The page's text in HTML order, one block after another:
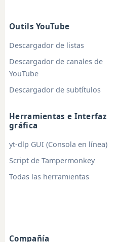
Outils YouTube
Descargador de listas
Descargador de canales de
YouTube
Descargador de subtítulos
Herramientas e Interfaz
gráfica
yt-dlp GUI (Consola en línea)
Script de Tampermonkey
Todas las herramientas
Compañía